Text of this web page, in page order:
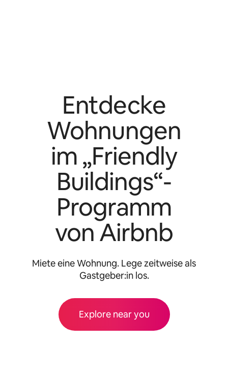
Entdecke
Wohnungen
im „Friendly
Buildings“-
Programm
von Airbnb
Miete eine Wohnung. Lege zeitweise als
Gastgeber:in los.
Explore near you